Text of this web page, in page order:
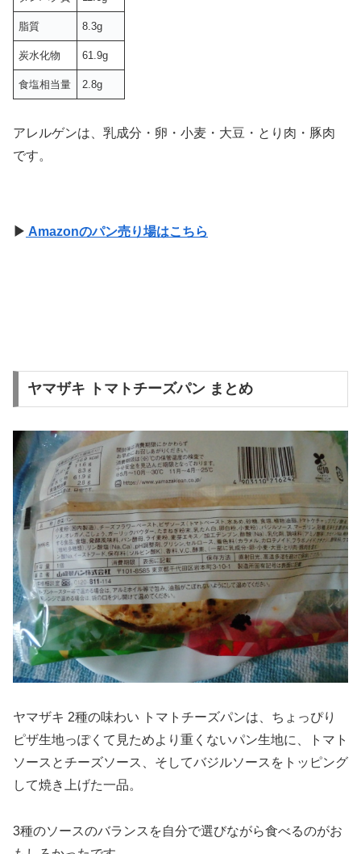
脂質 8.3g
炭水化物 61.9g
食塩相当量 2.8g
アレルゲンは、乳成分・卵・小麦・大豆・とり肉・豚肉
です。
▶ Amazonのパン売り場はこちら
ヤマザキ トマトチーズパン まとめ
ヤマザキ 2種の味わい トマトチーズパンは、ちょっぴり
ピザ生地っぽくて見ためより重くないパン生地に、トマト
ソースとチーズソース、そしてバジルソースをトッピング
して焼き上げた一品。
3種のソースのバランスを自分で選びながら食べるのがお